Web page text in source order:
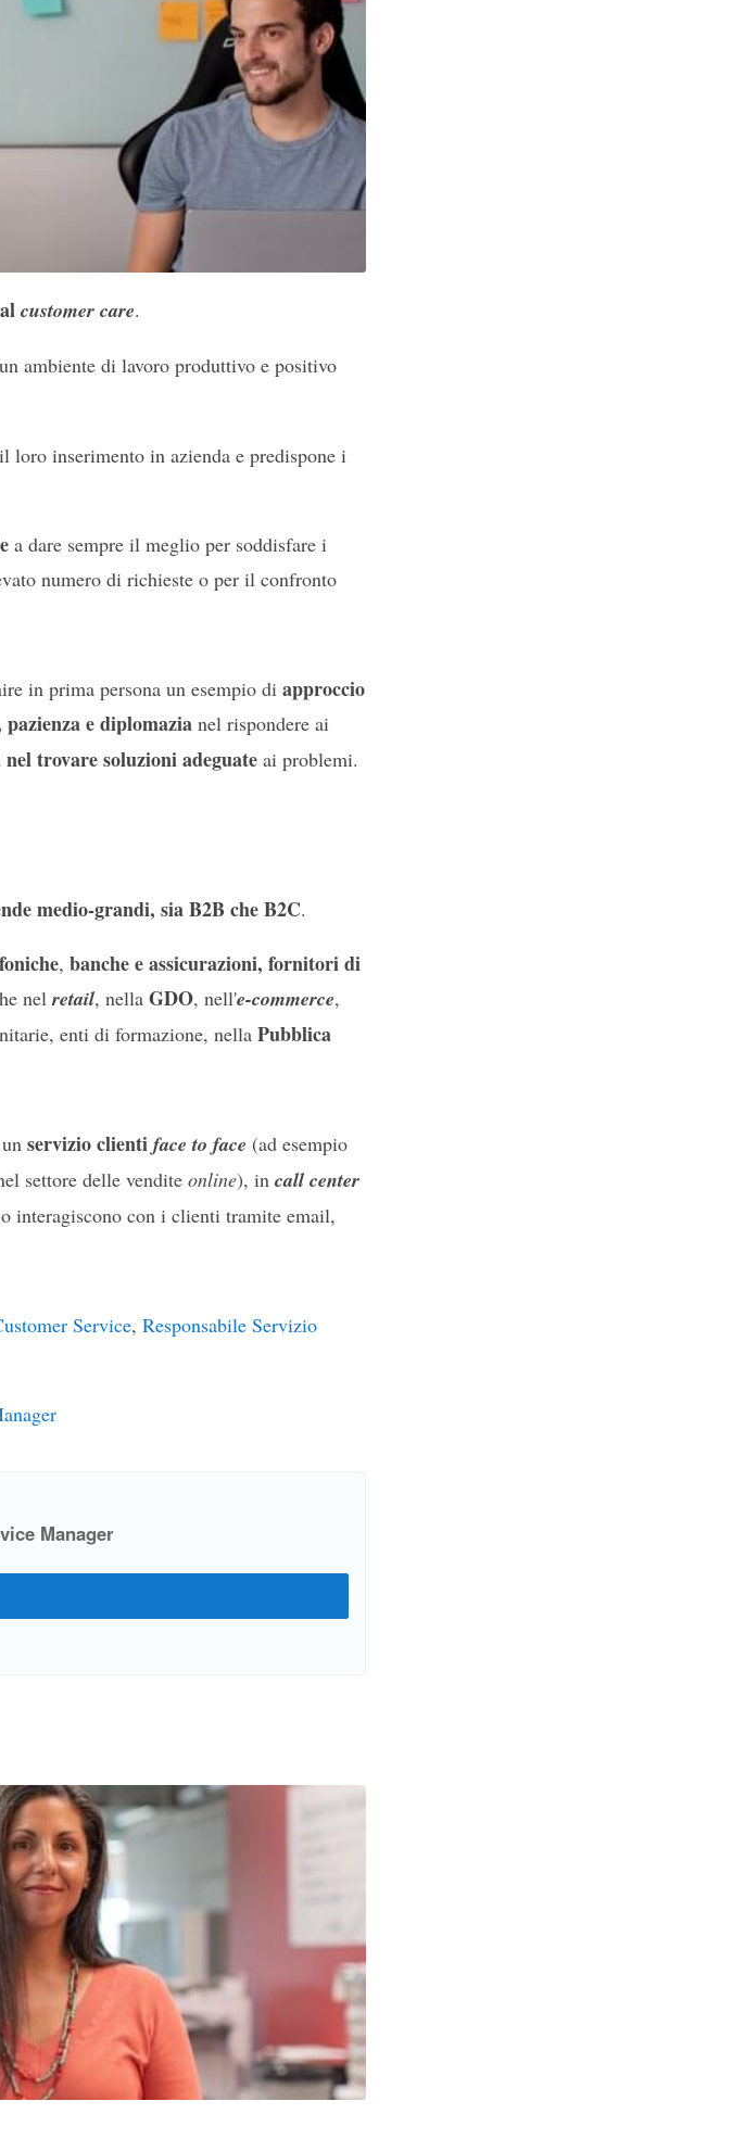
customer care.
ambiente di lavoro produttivo e positivo
loro inserimento in azienda e predispone i
a dare sempre il meglio per soddisfare i
numero di richieste o per il confronto
in prima persona un esempio di approccio
pazienza e diplomazianel rispondere ai
trovare soluzioni adeguateai problemi.
medio-grandi, sia B2B che B2C.
, banche e assicurazioni, fornitori di
nelretail, nella GDO, nell'e-commerce,
enti di formazione, nella Pubblica
servizio clienti face to face (ad esempio
settore delle vendite online), in call center
interagiscono con i clienti tramite email,
Service, Responsabile Servizio
Manager